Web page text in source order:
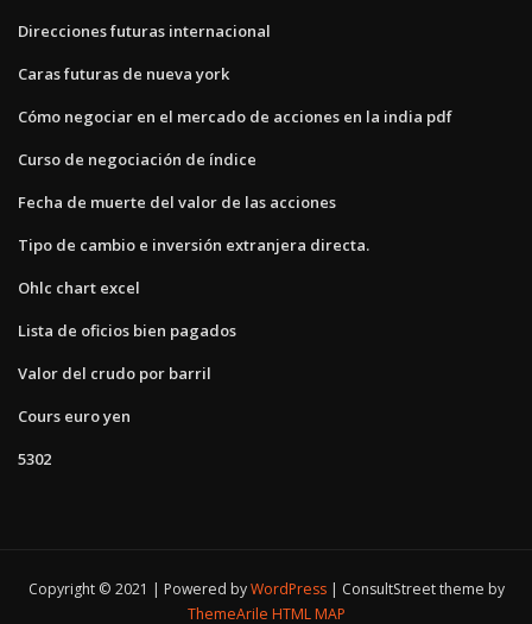
Direcciones futuras internacional
Caras futuras de nueva york
Cómo negociar en el mercado de acciones en la india pdf
Curso de negociación de índice
Fecha de muerte del valor de las acciones
Tipo de cambio e inversión extranjera directa.
Ohlc chart excel
Lista de oficios bien pagados
Valor del crudo por barril
Cours euro yen
5302
Copyright © 2021 | Powered byWordPress
ConsultStreet theme by
ThemeArile HTML MAP